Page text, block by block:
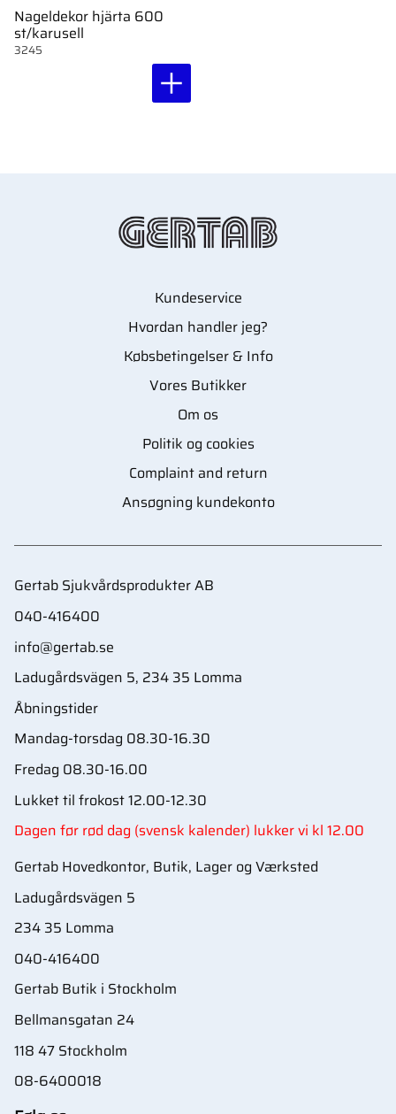
Nageldekor hjärta 600
st/karusell
3245
Kundeservice
Hvordan handler jeg?
Købsbetingelser & Info
Vores Butikker
Om os
Politik og cookies
Complaint and return
Ansøgning kundekonto
Gertab Sjukvårdsprodukter AB
040-416400
info@gertab.se
Ladugårdsvägen 5, 234 35 Lomma
Åbningstider
Mandag-torsdag 08.30-16.30
Fredag 08.30-16.00
Lukket til frokost 12.00-12.30
Dagen før rød dag (svensk kalender) lukker vi kl 12.00
Gertab Hovedkontor, Butik, Lager og Værksted
Ladugårdsvägen 5
234 35 Lomma
040-416400
Gertab Butik i Stockholm
Bellmansgatan 24
118 47 Stockholm
08-6400018